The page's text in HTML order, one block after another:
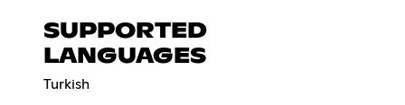
SUPPORTED
LANGUAGES
Turkish